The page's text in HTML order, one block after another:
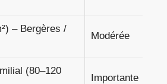
– Bergères /
Modérée
(80–120
Importante